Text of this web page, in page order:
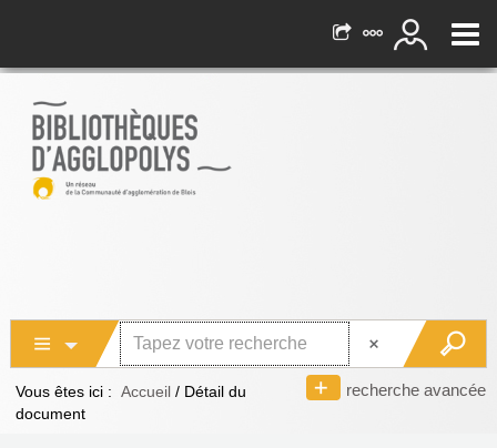
recherche avancée
Vous êtes ici : Accueil / Détail du
document